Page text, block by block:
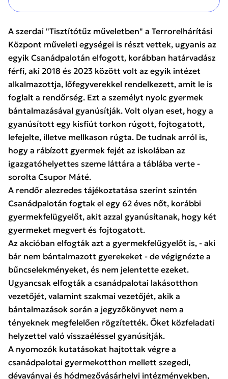
A szerdai "Tisztítótűz műveletben" a Terrorelhárítási
Központ műveleti egységei is részt vettek, ugyanis az
egyik Csanádpalotán elfogott, korábban határvadász
férfi, aki 2018 és 2023 között volt az egyik intézet
alkalmazottja, lőfegyverekkel rendelkezett, amit le is
foglalt a rendőrség. Ezt a személyt nyolc gyermek
bántalmazásával gyanúsítják. Volt olyan eset, hogy a
gyanúsított egy kisfiút torkon rúgott, fojtogatott,
lefejelte, illetve mellkason rúgta. De tudnak arról is,
hogy a rábízott gyermek fejét az iskolában az
igazgatóhelyettes szeme láttára a táblába verte -
sorolta Csupor Máté.
A rendőr alezredes tájékoztatása szerint szintén
Csanádpalotán fogtak el egy 62 éves nőt, korábbi
gyermekfelügyelőt, akit azzal gyanúsítanak, hogy két
gyermeket megvert és fojtogatott.
Az akcióban elfogták azt a gyermekfelügyelőt is, - aki
bár nem bántalmazott gyerekeket - de végignézte a
bűncselekményeket, és nem jelentette ezeket.
Ugyancsak elfogták a csanádpalotai lakásotthon
vezetőjét, valamint szakmai vezetőjét, akik a
bántalmazások során a jegyzőkönyvet nem a
tényeknek megfelelően rögzítették. Őket közfeladati
helyzettel való visszaéléssel gyanúsítják.
A nyomozók kutatásokat hajtottak végre a
csanádpalotai gyermekotthon mellett szegedi,
dévaványai és hódmezővásárhelyi intézményekben,